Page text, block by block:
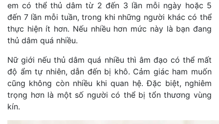
em có thể thủ dâm từ 2 đến 3 lần mỗi ngày hoặc 5
đến 7 lần mỗi tuần, trong khi những người khác có thể
thực hiện ít hơn. Nếu nhiều hơn mức này là bạn đang
thủ dâm quá nhiều.
Nữ giới nếu thủ dâm quá nhiều thì âm đạo có thể mất
độ ẩm tự nhiên, dẫn đến bị khô. Cảm giác ham muốn
cũng không còn nhiều khi quan hệ. Đặc biệt, nghiêm
trọng hơn là một số người có thể bị tổn thương vùng
kín.